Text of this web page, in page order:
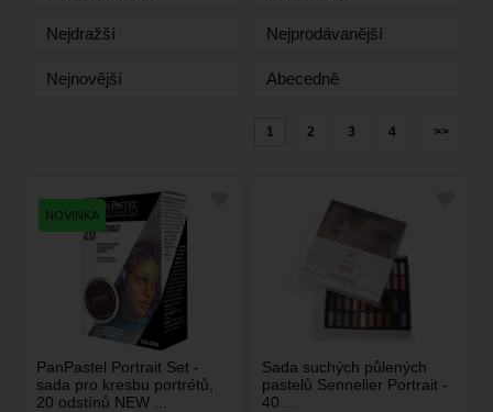
Nejdražší Nejprodávanější
Nejnovější Abecedně
1 2 3 4 >>
PanPastel Portrait Set -
sada pro kresbu portrétů,
20 odstínů NEW ...
Sada suchých půlených
pastelů Sennelier Portrait -
40 ...